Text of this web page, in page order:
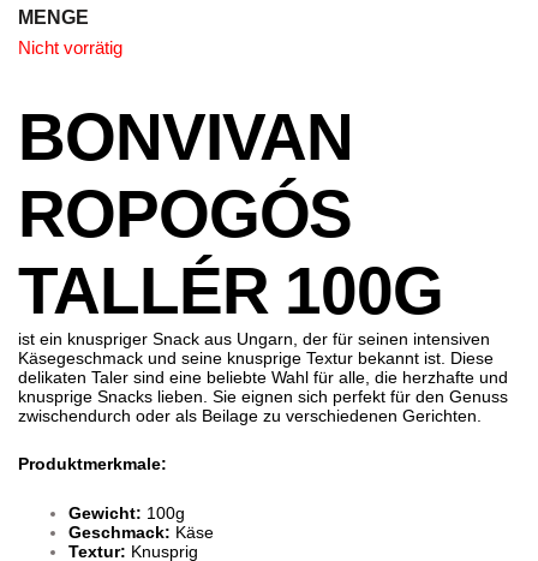
MENGE
Nicht vorrätig
BONVIVAN
ROPOGÓS
TALLÉR 100G
ist ein knuspriger Snack aus Ungarn, der für seinen intensiven
Käsegeschmack und seine knusprige Textur bekannt ist. Diese
delikaten Taler sind eine beliebte Wahl für alle, die herzhafte und
knusprige Snacks lieben. Sie eignen sich perfekt für den Genuss
zwischendurch oder als Beilage zu verschiedenen Gerichten.
Produktmerkmale:
Gewicht: 100g
Geschmack: Käse
Textur: Knusprig